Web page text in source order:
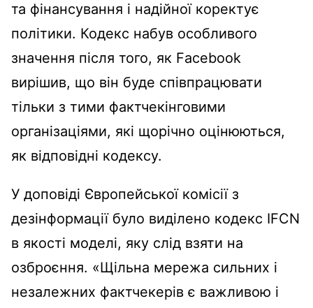
та фінансування і надійної коректує
політики. Кодекс набув особливого
значення після того, як Facebook
вирішив, що він буде співпрацювати
тільки з тими фактчекінговими
організаціями, які щорічно оцінюються,
як відповідні кодексу.
У доповіді Європейської комісії з
дезінформації було виділено кодекс IFCN
в якості моделі, яку слід взяти на
озброєння. «Щільна мережа сильних і
незалежних фактчекерів є важливою і